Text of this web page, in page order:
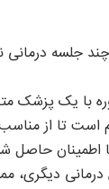
جلسه درمانی
با یک پزشک
است تا از
حاصل
دیگری،